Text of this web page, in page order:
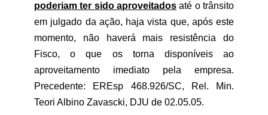
poderiam ter sido aproveitados até o trânsito
em julgado da ação, haja vista que, após este
momento, não haverá mais resistência do
Fisco, o que os torna disponíveis ao
aproveitamento imediato pela empresa.
Precedente: EREsp 468.926/SC, Rel. Min.
Teori Albino Zavascki, DJU de 02.05.05.